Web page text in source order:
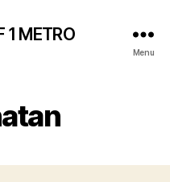
1 METRO
Menu